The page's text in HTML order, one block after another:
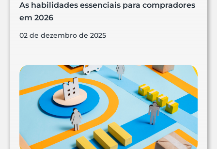
As habilidades essenciais para compradores
em 2026
02 de dezembro de 2025